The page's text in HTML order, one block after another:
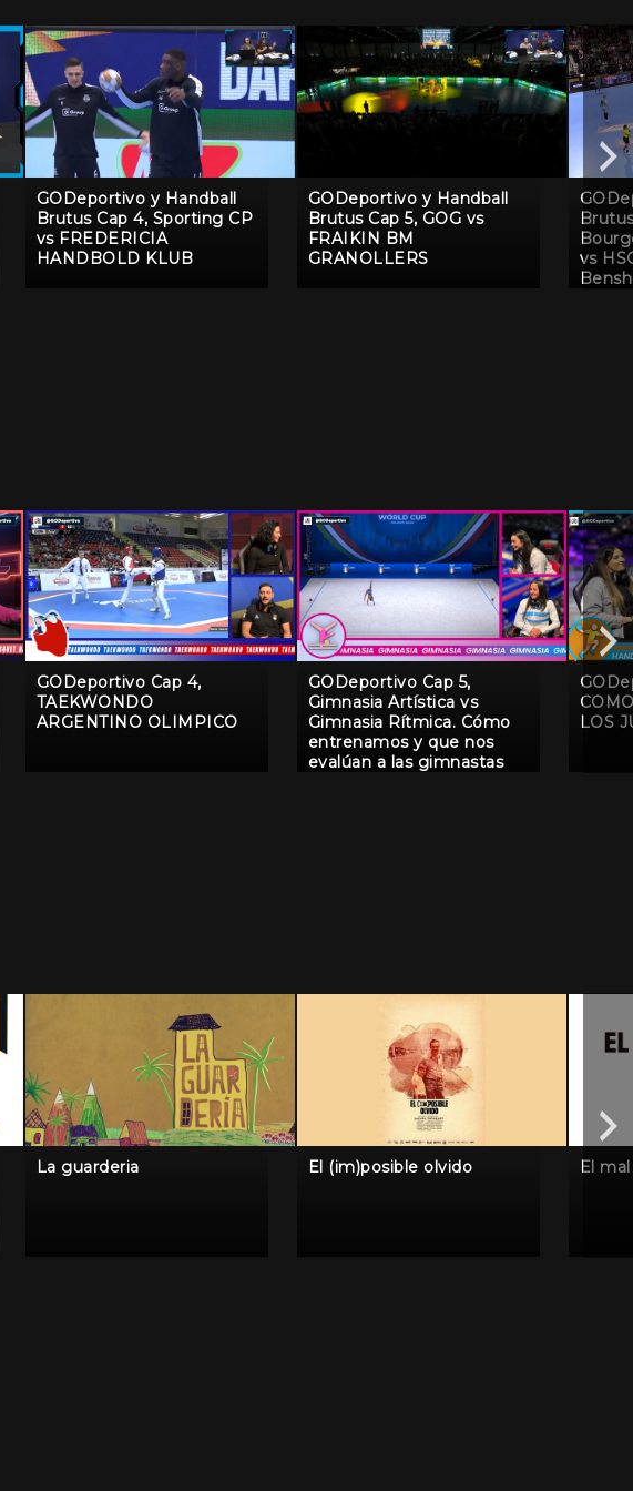
GODeportivo y Handball
Brutus Cap 4, Sporting CP
vs FREDERICIA
HANDBOLD KLUB
GODeportivo y Handball
Brutus Cap 5, GOG vs
FRAIKIN BM
GRANOLLERS
vs
GODeportivo Cap 4,
TAEKWONDO
ARGENTINO OLIMPICO
GODeportivo Cap 5,
Gimnasia Artística vs
Gimnasia Rítmica. Cómo
entrenamos y que nos
evalúan a las gimnastas
LOS
La guarderia El (im)posible olvido El